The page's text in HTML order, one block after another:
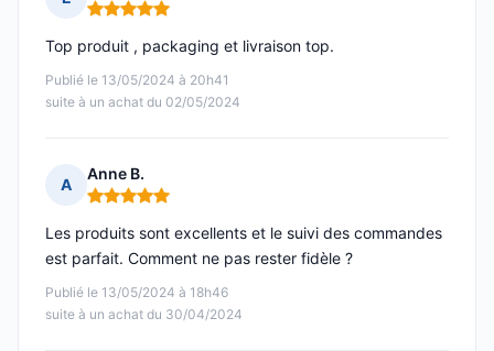
Note : 5 sur 5
Publié le 13/05/2024 à 20h41
suite à un achat du 02/05/2024
Top produit , packaging et livraison top.
A
Anne B.
Note : 5 sur 5
Publié le 13/05/2024 à 18h46
suite à un achat du 30/04/2024
Les produits sont excellents et le suivi des commandes
est parfait. Comment ne pas rester fidèle ?